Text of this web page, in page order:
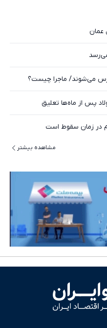
عمان
می‌شوند/ ماجرا چیست؟
پس از ماه‌ها تعلیق
در زمان سقوط است
مشاهده بیشتر